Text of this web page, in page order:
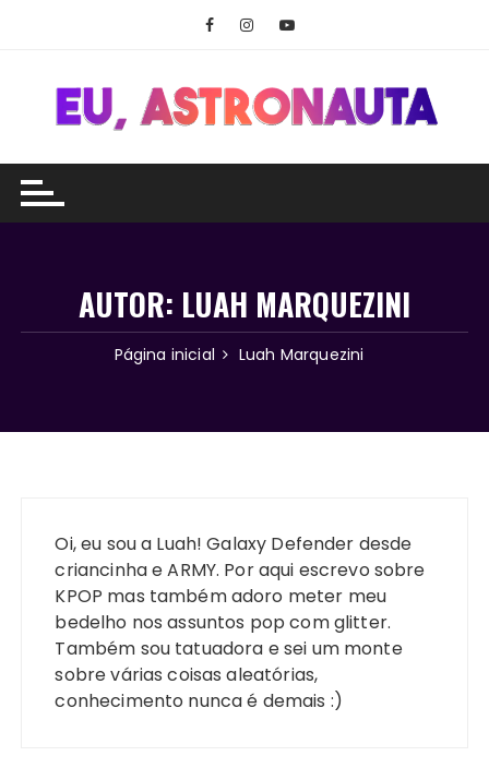
conteúdo
AUTOR: LUAH MARQUEZINI
Página inicial Luah Marquezini
Oi, eu sou a Luah! Galaxy Defender desde
criancinha e ARMY. Por aqui escrevo sobre
KPOP mas também adoro meter meu
bedelho nos assuntos pop com glitter.
Também sou tatuadora e sei um monte
sobre várias coisas aleatórias,
conhecimento nunca é demais :)